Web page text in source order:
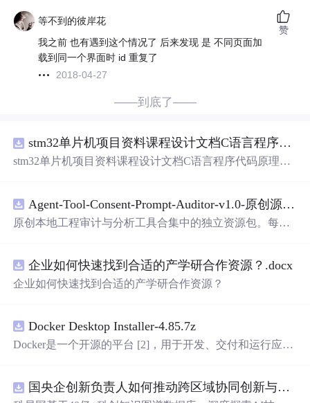
等不到的彼岸花
我之前 也有遇到这个情况了 后来发现 是 不同页面加
载到同一个界面时 id 重复了
2018-04-27
赞
——到底了——
stm32单片机项目资料课程设计文档C语言程序代码原理图电路PCB实例五种PWM反馈控制模式研究
stm32单片机项目资料课程设计文档C语言程序代码原理图
Agent-Tool-Consent-Prompt-Auditor-v1.0-原创源码与文档.zip
原创本地工程审计与分析工具合集中的独立资源包。每个
README、运行说明、功能清单、MIT License及原创与授
权声明。解压后进入project目录，执行npm test验证算法，
目源码、Logo、官方截图、论文、生产日志或其他受限素
材。适合前端开发、AI应用工程、测试审计和课程实践。
企业如何快速找到合适的产学研合作资源？.docx
企业如何快速找到合适的产学研合作资源？
Docker Desktop Installer-4.85.7z
Docker是一个开源的平台 [2]，用于开发、交付和运行应用
器可以在任何支持Docker的环境中运行
国央企创新负责人如何推动跨区域协同创新与资源互补？.docx